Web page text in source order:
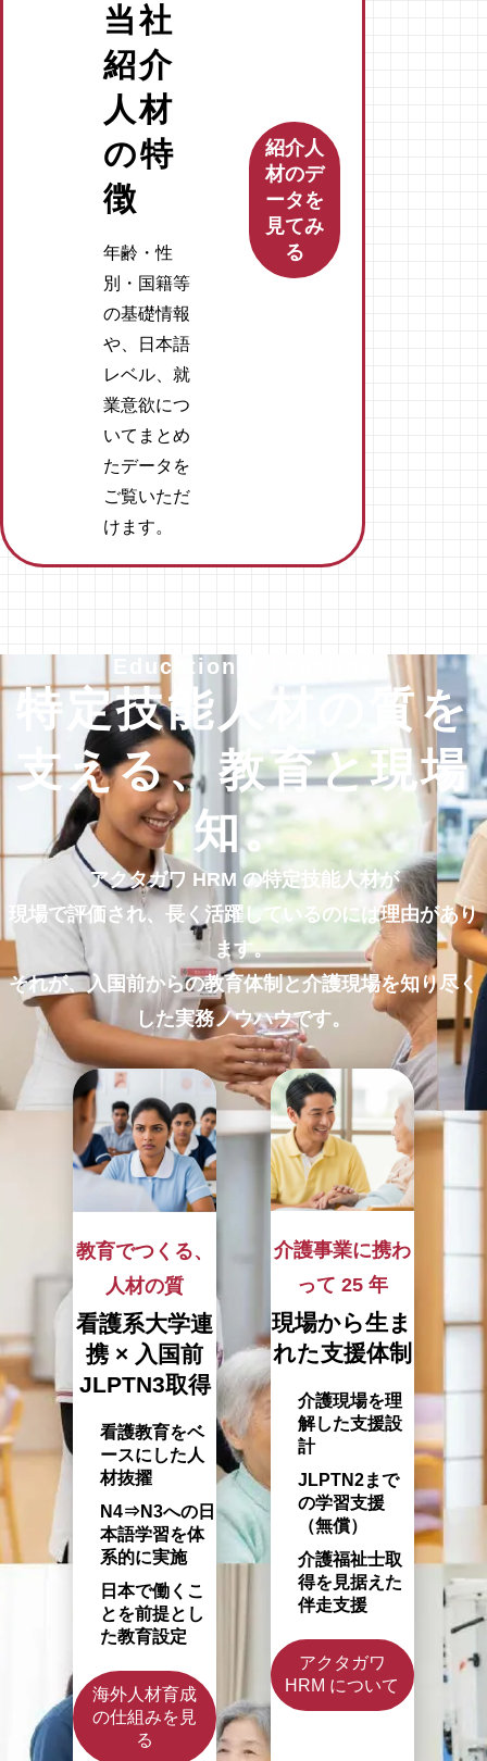
当社
紹介
人材
の特
徴
年齢・性
別・国籍等
の基礎情報
や、
日本語
レベル、就
業意欲につ
いて まとめ
たデータを
ご覧いただ
けます。
紹介人
材のデ
ータを
見てみ
る
Education & Practice
特定技能人材の質を
支える、教育と現場
知。
アクタガワ HRM の特定技能人材が
現場で評価され、長く活躍しているのには理由があり
ます。
それが、入国前からの教育体制と介護現場を知り尽く
した実務ノウハウです。
教育でつくる、
人材の質
看護系大学連
携× 入国前
JLPTN3取得
看護教育をベ
ースにした人
材抜擢
N4⇒N3への日
本語学習を体
系的に実施
日本で働くこ
とを前提とし
た教育設定
海外人材育成
の仕組みを見
る
介護事業に携わ
って 25 年
現場から生ま
れた支援体制
介護現場を理
解した支援設
計
JLPTN2まで
の学習支援
（無償）
介護福祉士取
得を見据えた
伴走支援
アクタガワ
HRM について